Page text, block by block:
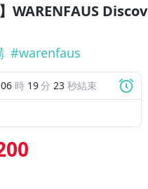
WARENFAUS
#warenfaus
06 時 19分 22 秒結束